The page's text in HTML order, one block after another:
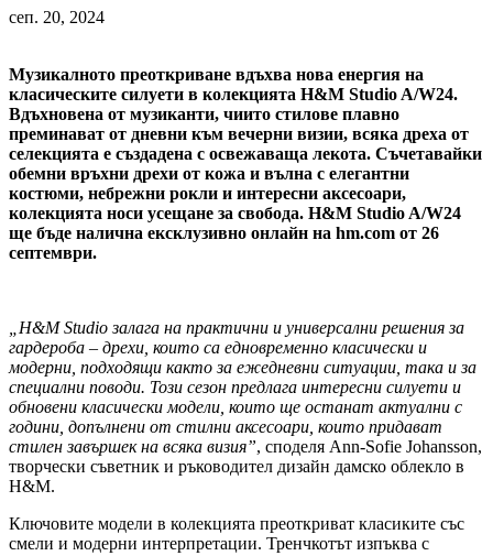
сеп. 20, 2024
Музикалното преоткриване вдъхва нова енергия на
класическите силуети в колекцията H&M Studio A/W24.
Вдъхновена от музиканти, чиито стилове плавно
преминават от дневни към вечерни визии, всяка дреха от
селекцията е създадена с освежаваща лекота. Съчетавайки
обемни връхни дрехи от кожа и вълна с елегантни
костюми, небрежни рокли и интересни аксесоари,
колекцията носи усещане за свобода. H&M Studio A/W24
ще бъде налична ексклузивно онлайн на hm.com от 26
септември.
„H&M Studio залага на практични и универсални решения за
гардероба – дрехи, които са едновременно класически и
модерни, подходящи както за ежедневни ситуации, така и за
специални поводи. Този сезон предлага интересни силуети и
обновени класически модели, които ще останат актуални с
години, допълнени от стилни аксесоари, които придават
стилен завършек на всяка визия”, споделя Ann-Sofie Johansson,
творчески съветник и ръководител дизайн дамско облекло в
H&M.
Ключовите модели в колекцията преоткриват класиките със
смели и модерни интерпретации. Тренчкотът изпъква с